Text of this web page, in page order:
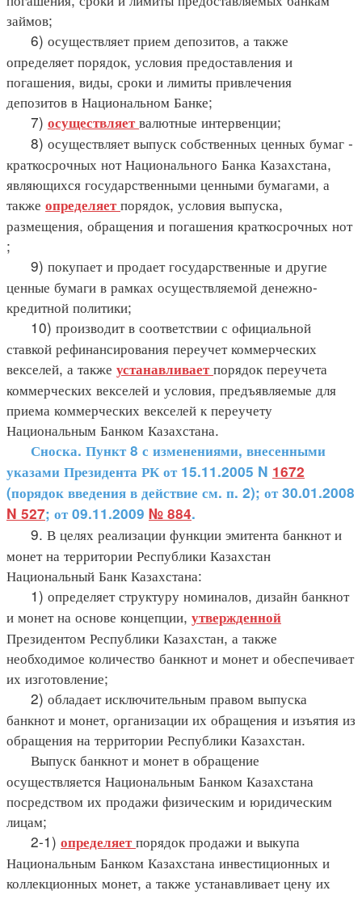
займов;
6) осуществляет прием депозитов, а также
определяет порядок, условия предоставления и
погашения, виды, сроки и лимиты привлечения
депозитов в Национальном Банке;
7) осуществляетвалютные интервенции;
8) осуществляет выпуск собственных ценных бумаг -
краткосрочных нот Национального Банка Казахстана,
являющихся государственными ценными бумагами, а
также определяетпорядок, условия выпуска,
размещения, обращения и погашения краткосрочных нот
;
9) покупает и продает государственные и другие
ценные бумаги в рамках осуществляемой денежно-
кредитной политики;
10) производит в соответствии с официальной
ставкой рефинансирования переучет коммерческих
векселей, а также устанавливаетпорядок переучета
коммерческих векселей и условия, предъявляемые для
приема коммерческих векселей к переучету
Национальным Банком Казахстана.
Сноска. Пункт 8 с изменениями, внесенными
указами Президента РК от 15.11.2005 N 1672
(порядок введения в действие см. п. 2); от 30.01.2008
N 527; от 09.11.2009 № 884.
9. В целях реализации функции эмитента банкнот и
монет на территории Республики Казахстан
Национальный Банк Казахстана:
1) определяет структуру номиналов, дизайн банкнот
и монет на основе концепции, утвержденной
Президентом Республики Казахстан, а также
необходимое количество банкнот и монет и обеспечивает
их изготовление;
2) обладает исключительным правом выпуска
банкнот и монет, организации их обращения и изъятия из
обращения на территории Республики Казахстан.
Выпуск банкнот и монет в обращение
осуществляется Национальным Банком Казахстана
посредством их продажи физическим и юридическим
лицам;
2-1) определяетпорядок продажи и выкупа
Национальным Банком Казахстана инвестиционных и
коллекционных монет, а также устанавливает цену их